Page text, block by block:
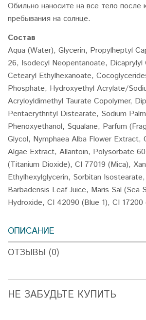
Обильно наносите на все тело после
пребывания на солнце.
Состав
Aqua (Water), Glycerin, Propylheptyl
26, Isodecyl Neopentanoate, Dicaprylyl
Cetearyl Ethylhexanoate,
Phosphate, Hydroxyethyl Acrylate/
Acryloyldimethyl Taurate Copolymer,
Pentaerythrityl Distearate, Sodium
Phenoxyethanol, Squalane, Parfum
Glycol, Nymphaea Alba Flower Extract,
Algae Extract, Allantoin, Polysorbate
(Titanium Dioxide), CI 77019 (Mica),
Ethylhexylglycerin, Sorbitan
Barbadensis Leaf Juice, Maris Sal (Sea
Hydroxide, CI 42090 (Blue 1), CI 17200
ОПИСАНИЕ
ОТЗЫВЫ (0)
НЕ ЗАБУДЬТЕ КУПИТЬ